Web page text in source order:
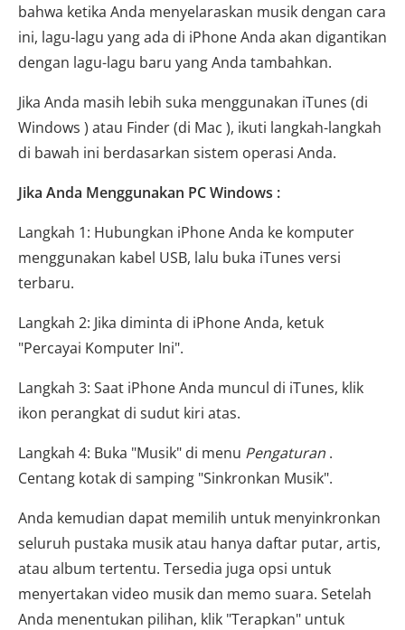
bahwa ketika Anda menyelaraskan musik dengan cara
ini, lagu-lagu yang ada di iPhone Anda akan digantikan
dengan lagu-lagu baru yang Anda tambahkan.
Jika Anda masih lebih suka menggunakan iTunes (di
Windows ) atau Finder (di Mac ), ikuti langkah-langkah
di bawah ini berdasarkan sistem operasi Anda.
Jika Anda Menggunakan PC Windows :
Langkah 1: Hubungkan iPhone Anda ke komputer
menggunakan kabel USB, lalu buka iTunes versi
terbaru.
Langkah 2: Jika diminta di iPhone Anda, ketuk
"Percayai Komputer Ini".
Langkah 3: Saat iPhone Anda muncul di iTunes, klik
ikon perangkat di sudut kiri atas.
Langkah 4: Buka "Musik" di menu Pengaturan .
Centang kotak di samping "Sinkronkan Musik".
Anda kemudian dapat memilih untuk menyinkronkan
seluruh pustaka musik atau hanya daftar putar, artis,
atau album tertentu. Tersedia juga opsi untuk
menyertakan video musik dan memo suara. Setelah
Anda menentukan pilihan, klik "Terapkan" untuk